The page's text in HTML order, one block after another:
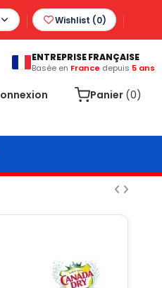
Wishlist (0)
9.6/10 (2563 avis)
ENTREPRISE FRANÇAISE
Basée en France depuis 5 ans
Panier (0)